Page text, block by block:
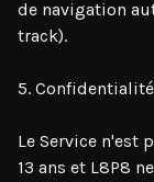
de navigation
track).
5.
Le Service n'est
13 ans et L8P8